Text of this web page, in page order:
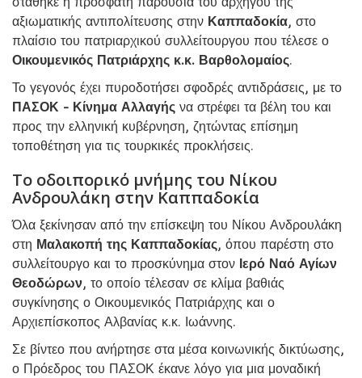
αξιωματικής αντιπολίτευσης στην Καππαδοκία, στο
πλαίσιο του πατριαρχικού συλλείτουργου που τέλεσε ο
Οικουμενικός Πατριάρχης κ.κ. Βαρθολομαίος.
Το γεγονός έχει πυροδοτήσει σφοδρές αντιδράσεις, με το
ΠΑΣΟΚ - Κίνημα Αλλαγής να στρέφει τα βέλη του και
προς την ελληνική κυβέρνηση, ζητώντας επίσημη
τοποθέτηση για τις τουρκικές προκλήσεις.
Το οδοιπορικό μνήμης του Νίκου
Ανδρουλάκη στην Καππαδοκία
Όλα ξεκίνησαν από την επίσκεψη του Νίκου Ανδρουλάκη
στη Μαλακοπή της Καππαδοκίας, όπου παρέστη στο
συλλείτουργο και το προσκύνημα στον Ιερό Ναό Αγίων
Θεοδώρων, το οποίο τέλεσαν σε κλίμα βαθιάς
συγκίνησης ο Οικουμενικός Πατριάρχης και ο
Αρχιεπίσκοπος Αλβανίας κ.κ. Ιωάννης.
Σε βίντεο που ανήρτησε στα μέσα κοινωνικής δικτύωσης,
ο Πρόεδρος του ΠΑΣΟΚ έκανε λόγο για μια μοναδική